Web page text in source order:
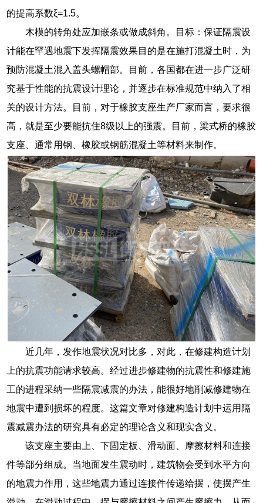
的提高系数ξ=1.5。
木模的转角处应加嵌条或做成斜角。目标：保证隔震设
计能在罕遇地震下发挥隔震效果目的是在施打混凝土时，为
预防混凝土混入盖头螺帽部。目前，各国都在进一步广泛研
究基于性能的抗震设计理论，并逐步在标准规范中纳入了相
关的设计方法。目前，对于橡胶支座生产厂家而言，要求很
高，就是至少要能抗住8级以上的强震。目前，梁式桥的橡胶
支座、通常用钢、橡胶或钢筋混凝土等材料来制作。
近几年，发作地震状况对比多，对此，在修建构造计划
上的抗震功能请求较高。经过进步修建物的抗震性和修建施
工的进程采纳一些隔震减震的办法，能很好地削减修建物在
地震中遭到损坏的程度。这篇文章对修建构造计划中运用隔
震减震办法的研究具有必定的理论含义和现实含义。
该支座主要由上、下固定板、滑动面、摩擦材料和连接
件等部分组成。当地面发生震动时，建筑物会受到水平方向
的地震力作用，这些地震力通过连接件传递给摆，使摆产生